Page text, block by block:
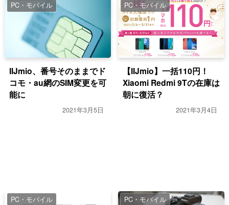
PC・モバイル
IIJmio、番号そのままでド
コモ・au網のSIM変更を可
能に
2021年3月5日
PC・モバイル
【IIJmio】一括110円！
Xiaomi Redmi 9Tの在庫は
朝に復活？
2021年3月4日
PC・モバイル PC・モバイル